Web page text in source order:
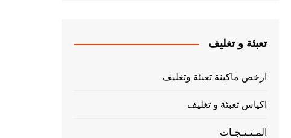
تعبئة و تغليف
ارخص ماكينة تعبئة وتغليف
اكياس تعبئة و تغليف
المـنـتـجـات